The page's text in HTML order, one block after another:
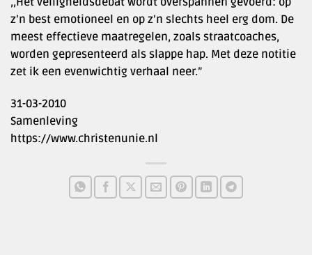
z’n best emotioneel en op z’n slechts heel erg dom. De
meest effectieve maatregelen, zoals straatcoaches,
worden gepresenteerd als slappe hap. Met deze notitie
zet ik een evenwichtig verhaal neer.”
31-03-2010
Samenleving
https://www.christenunie.nl